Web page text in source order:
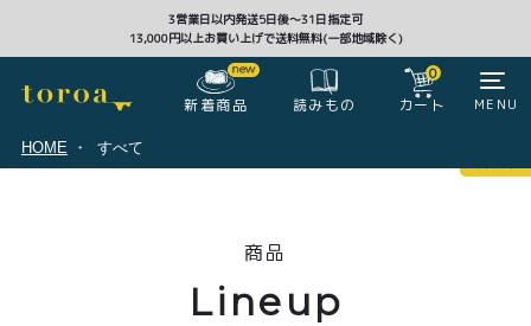
3営業日以内発送5日後〜31日指定可
13,000円以上お買い上げで送料無料(一部地域除く)
新着商品 読みもの
0
カート MENU
HOME すべて
商品
Lineup